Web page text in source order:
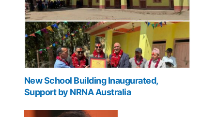
New School Building Inaugurated,
Support by NRNA Australia